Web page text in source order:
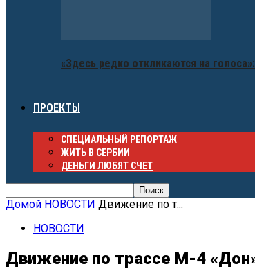
«Здесь редко откликаются на
ПРОЕКТЫ
СПЕЦИАЛЬНЫЙ РЕПОРТАЖ
ЖИТЬ В СЕРБИИ
ДЕНЬГИ ЛЮБЯТ СЧЕТ
Домой НОВОСТИ Движение по т...
НОВОСТИ
Движение по трассе М-4